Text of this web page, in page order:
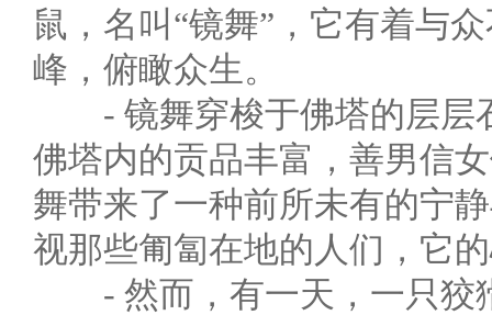
鼠，名叫“镜舞”，它有着与
峰，俯瞰众生。
- 镜舞穿梭于佛塔的层层
佛塔内的贡品丰富，善男信
舞带来了一种前所未有的宁
视那些匍匐在地的人们，它
- 然而，有一天，一只狡